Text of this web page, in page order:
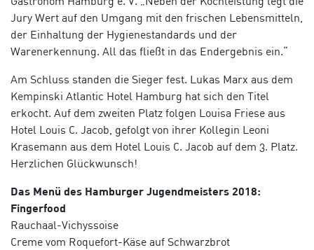
Jury Wert auf den Umgang mit den frischen Lebensmitteln,
der Einhaltung der Hygienestandards und der
Warenerkennung. All das fließt in das Endergebnis ein.“
Am Schluss standen die Sieger fest. Lukas Marx aus dem
Kempinski Atlantic Hotel Hamburg hat sich den Titel
erkocht. Auf dem zweiten Platz folgen Louisa Friese aus
Hotel Louis C. Jacob, gefolgt von ihrer Kollegin Leoni
Krasemann aus dem Hotel Louis C. Jacob auf dem 3. Platz.
Herzlichen Glückwunsch!
Das Menü des Hamburger Jugendmeisters 2018:
Fingerfood
Rauchaal-Vichyssoise
Creme vom Roquefort-Käse auf Schwarzbrot